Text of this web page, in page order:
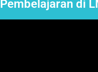
Pembelajaran di